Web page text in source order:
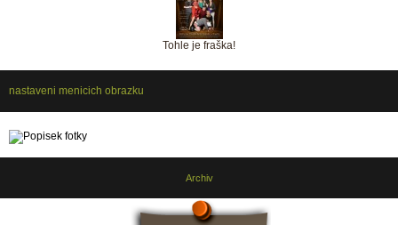
Tohle je fraška!
nastaveni menicich obrazku
Archiv